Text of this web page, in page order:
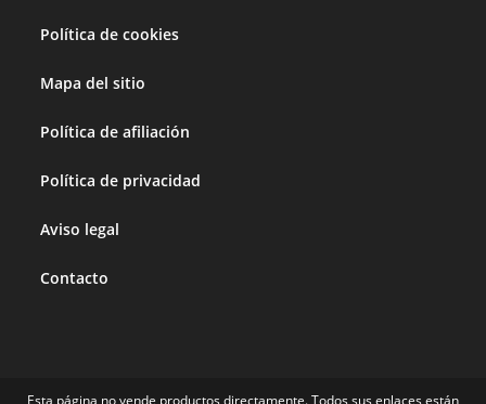
Política de cookies
Mapa del sitio
Política de afiliación
Política de privacidad
Aviso legal
Contacto
Esta página no vende productos directamente. Todos sus enlaces están